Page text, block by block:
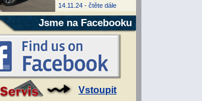
14.11.24 - čtěte dále
Jsme na Facebooku
Vstoupit